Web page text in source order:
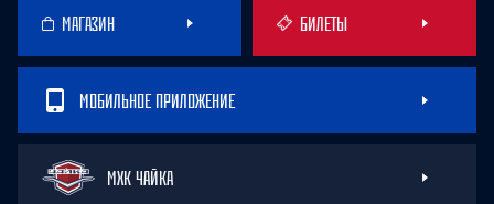
МАГАЗИН БИЛЕТЫ
МОБИЛЬНОЕ ПРИЛОЖЕНИЕ
МХК ЧАЙКА